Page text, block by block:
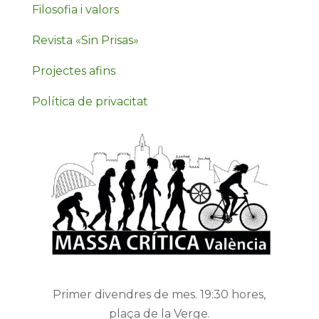
Filosofia i valors
Revista «Sin Prisas»
Projectes afins
Política de privacitat
Primer divendres de mes. 19:30 hores,
plaça de la Verge.